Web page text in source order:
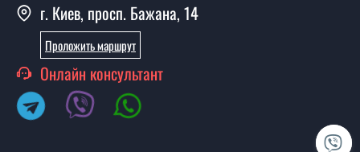
Да, мы имеем большой ассортимент готовых дверных
полотен.
Вы делаете нестандартные двери?
Да, мы можем изготовить межкомнатные двери
г. Киев, просп. Бажана, 14
Проложить маршрут
Онлайн консультант